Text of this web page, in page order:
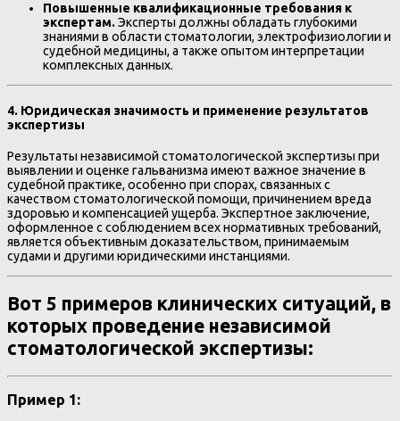
Повышенные квалификационные требования к
экспертам.Эксперты должны обладать глубокими
знаниями в области стоматологии, электрофизиологии и
судебной медицины, а также опытом интерпретации
комплексных данных.
4. Юридическая значимость и применение результатов
экспертизы
Результаты независимой стоматологической экспертизы при
выявлении и оценке гальванизма имеют важное значение в
судебной практике, особенно при спорах, связанных с
качеством стоматологической помощи, причинением вреда
здоровью и компенсацией ущерба. Экспертное заключение,
оформленное с соблюдением всех нормативных требований,
является объективным доказательством, принимаемым
судами и другими юридическими инстанциями.
Вот 5 примеров клинических ситуаций, в
которых проведение независимой
стоматологической экспертизы:
Пример 1: